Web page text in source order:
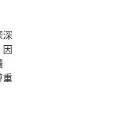
深
因
重